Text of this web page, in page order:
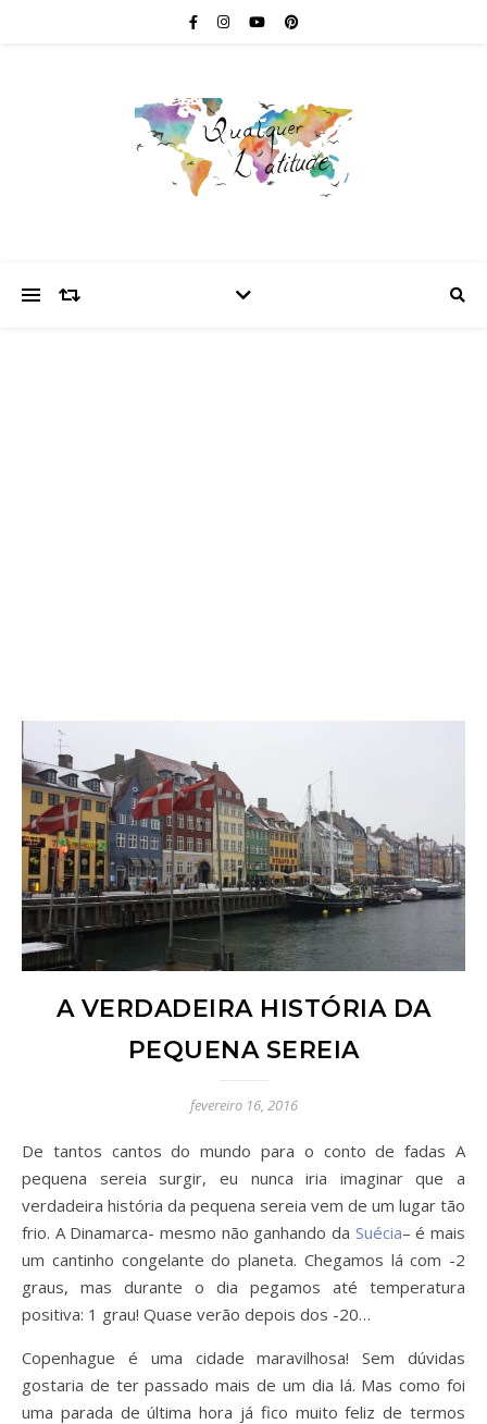
A VERDADEIRA HISTÓRIA DA
PEQUENA SEREIA
fevereiro 16, 2016
De tantos cantos do mundo para o conto de fadas A
pequena sereia surgir, eu nunca iria imaginar que a
verdadeira história da pequena sereia vem de um lugar tão
frio. A Dinamarca- mesmo não ganhando da Suécia– é mais
um cantinho congelante do planeta. Chegamos lá com -2
graus, mas durante o dia pegamos até temperatura
positiva: 1 grau! Quase verão depois dos -20…
Copenhague é uma cidade maravilhosa! Sem dúvidas
gostaria de ter passado mais de um dia lá. Mas como foi
uma parada de última hora já fico muito feliz de termos